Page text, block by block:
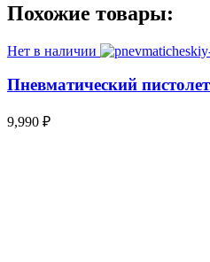
Похожие товары:
Нет в наличии
Пневматический
9,990 ₽